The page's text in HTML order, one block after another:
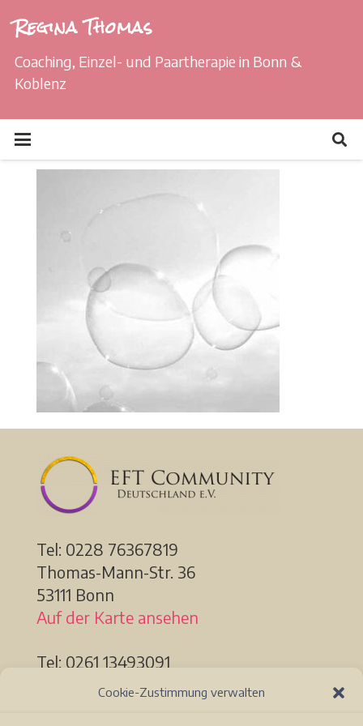
Cookie-Zustimmung verwalten
Regina Thomas
Coaching, Einzel- und Paartherapie in Bonn &
Koblenz
Tel: 0228 76367819
Thomas-Mann-Str. 36
53111 Bonn
Auf der Karte ansehen
Tel: 0261 13493091
Löhrstr. 91a